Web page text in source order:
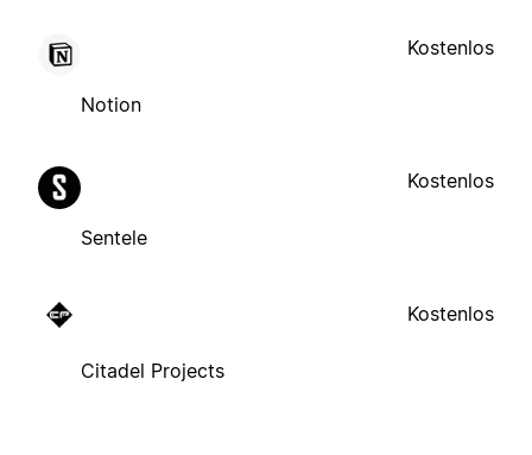
Notion
Kostenlos
Sentele
Kostenlos
Citadel Projects
Kostenlos